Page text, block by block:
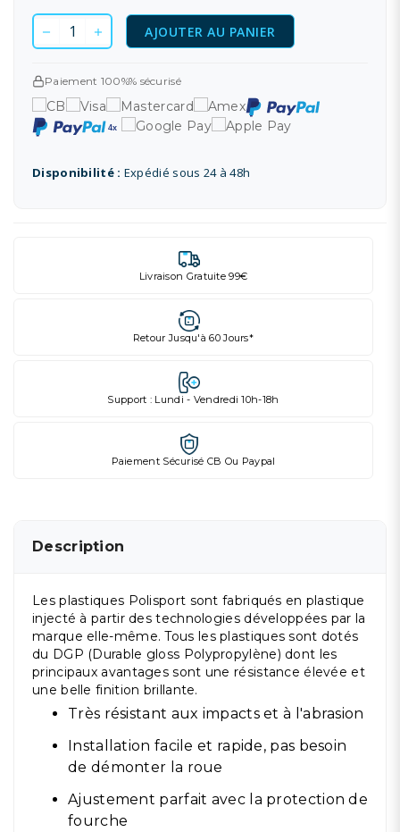
AJOUTER AU PANIER
Paiement 100%% sécurisé
Disponibilité : Expédié sous 24 à 48h
Livraison Gratuite 99€
Retour Jusqu'à 60 Jours*
Support : Lundi - Vendredi 10h-18h
Paiement Sécurisé CB Ou Paypal
Description
Les plastiques Polisport sont fabriqués en plastique
injecté à partir des technologies développées par la
marque elle-même. Tous les plastiques sont dotés
du DGP (Durable gloss Polypropylène) dont les
principaux avantages sont une résistance élevée et
une belle finition brillante.
Très résistant aux impacts et à l'abrasion
Installation facile et rapide, pas besoin
de démonter la roue
Ajustement parfait avec la protection de
fourche